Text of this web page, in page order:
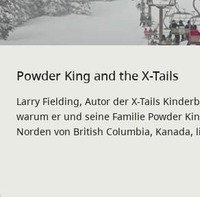
Powder King and the X-Tails
Larry Fielding, Autor der X-Tails
warum er und seine Familie Powder
Norden von British Columbia, Kanada,